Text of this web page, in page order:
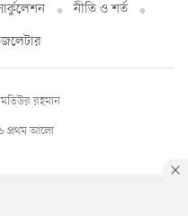
নীতি ও শর্ত
প্রথম আলো
রহমান